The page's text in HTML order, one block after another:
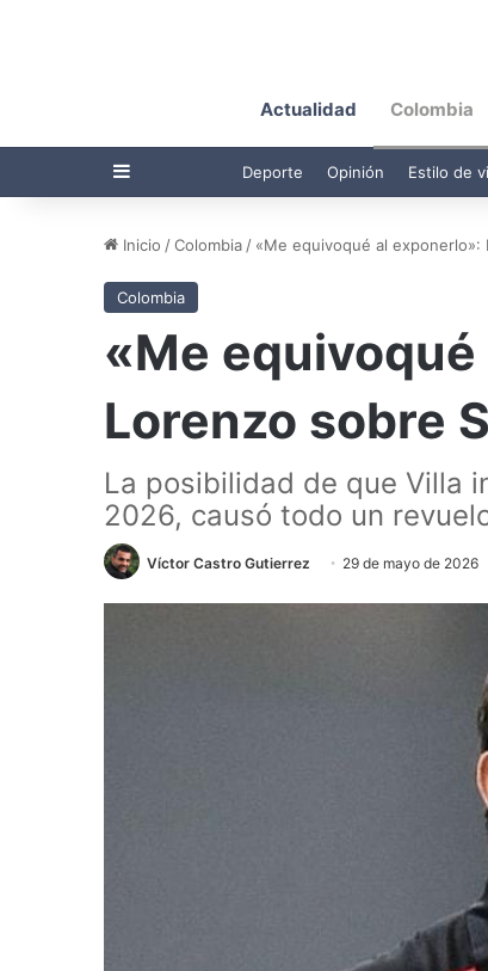
Actualidad Colombia
Barra lateral Deporte Opinión Estilo de
Inicio /Colombia / «Me equivoqué al
Colombia
«Me
Lorenzo sobre
La posibilidad de que Villa
2026, causó todo un
Víctor Castro Gutierrez 29 de mayo de 2026